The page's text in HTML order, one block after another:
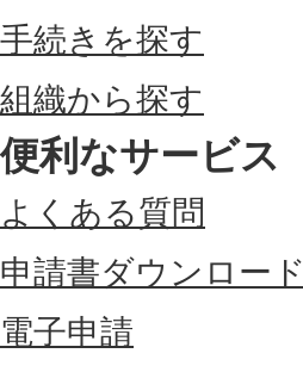
手続きを探す
組織から探す
便利なサービス
よくある質問
申請書ダウンロード
電子申請